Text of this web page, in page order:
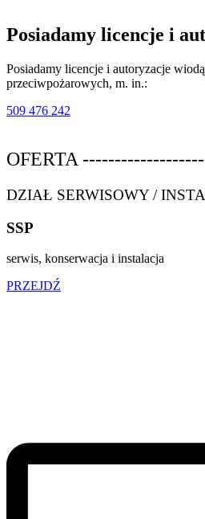
Posiadamy licencje i
Posiadamy licencje i autoryzacje
przeciwpożarowych, m. in.:
509 476 242
OFERTA
DZIAŁ SERWISOWY /
SSP
serwis, konserwacja i instalacja
PRZEJDŹ